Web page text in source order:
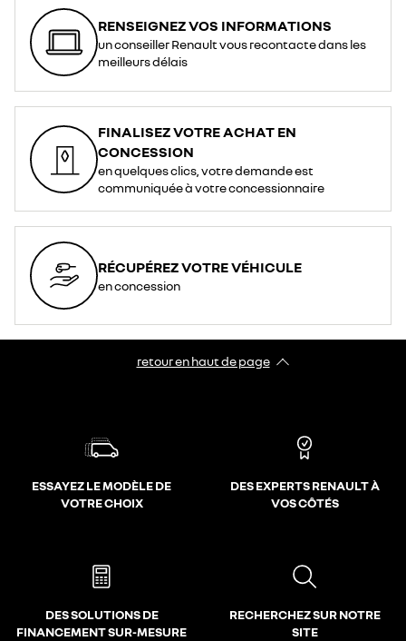
RENSEIGNEZ VOS INFORMATIONS
un conseiller Renault vous recontacte dans les
meilleurs délais
FINALISEZ VOTRE ACHAT EN
CONCESSION
en quelques clics, votre demande est
communiquée à votre concessionnaire
RÉCUPÉREZ VOTRE VÉHICULE
en concession
retour en haut de page​
ESSAYEZ LE MODÈLE DE
VOTRE CHOIX
DES EXPERTS RENAULT À
VOS CÔTÉS
DES SOLUTIONS DE
FINANCEMENT SUR-MESURE
RECHERCHEZ SUR NOTRE
SITE